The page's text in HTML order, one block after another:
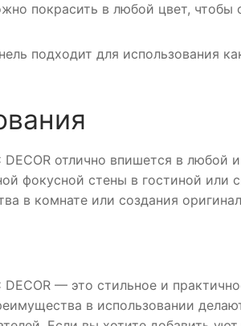
покрасить в любой цвет, чтобы
подходит для использования
DECOR отлично впишется в любой
фокусной стены в гостиной или
в комнате или создания
DECOR — это стильное и
в использовании